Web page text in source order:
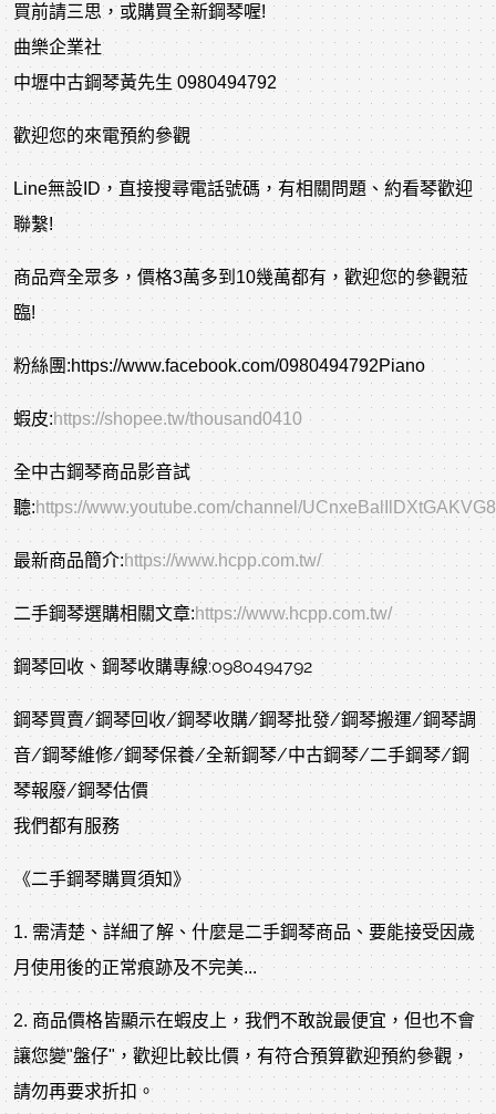
買前請三思，或購買全新鋼琴喔!
曲樂企業社
中壢中古鋼琴黃先生 0980494792
歡迎您的來電預約參觀
Line無設ID，直接搜尋電話號碼，有相關問題、約看琴歡迎
聯繫!
商品齊全眾多，價格3萬多到10幾萬都有，歡迎您的參觀蒞
臨!
粉絲團:https://www.facebook.com/0980494792Piano
蝦皮:https://shopee.tw/thousand0410
全中古鋼琴商品影音試
聽:https://www.youtube.com/channel/
最新商品簡介:https://www.hcpp.com.tw/
二手鋼琴選購相關文章:https://www.hcpp.com.tw/
鋼琴回收、鋼琴收購專線:0980494792
鋼琴買賣/鋼琴回收/鋼琴收購/鋼琴批發/鋼琴搬運/鋼琴調
音/鋼琴維修/鋼琴保養/全新鋼琴/中古鋼琴/二手鋼琴/鋼
琴報廢/鋼琴估價
我們都有服務
《二手鋼琴購買須知》
1. 需清楚、詳細了解、什麼是二手鋼琴商品、要能接受因歲
月使用後的正常痕跡及不完美...
2. 商品價格皆顯示在蝦皮上，我們不敢說最便宜，但也不會
讓您變"盤仔"，歡迎比較比價，有符合預算歡迎預約參觀，
請勿再要求折扣。